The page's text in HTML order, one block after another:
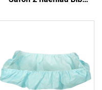
Towel Dental Suture Pad